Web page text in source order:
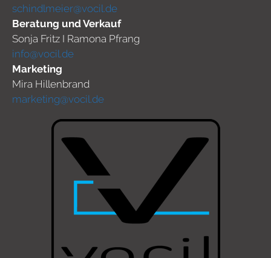
schindlmeier@vocil.de
Beratung und Verkauf
Sonja Fritz I Ramona Pfrang
info@vocil.de
Marketing
Mira Hillenbrand
marketing@vocil.de